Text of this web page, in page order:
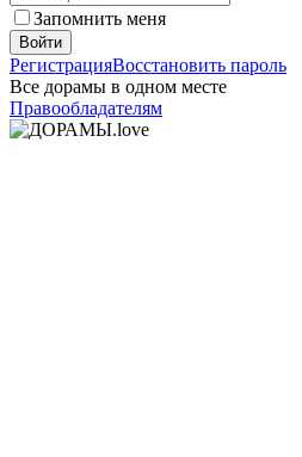
Запомнить меня
Войти
РегистрацияВосстановить пароль
Все дорамы в одном месте
Правообладателям